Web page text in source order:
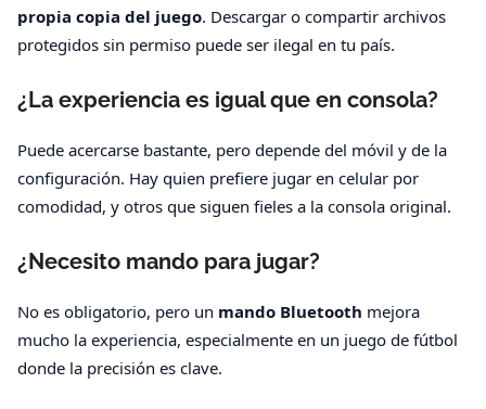
propia copia del juego. Descargar o compartir archivos
protegidos sin permiso puede ser ilegal en tu país.
¿La experiencia es igual que en consola?
Puede acercarse bastante, pero depende del móvil y de la
configuración. Hay quien prefiere jugar en celular por
comodidad, y otros que siguen fieles a la consola original.
¿Necesito mando para jugar?
No es obligatorio, pero un mando Bluetooth mejora
mucho la experiencia, especialmente en un juego de fútbol
donde la precisión es clave.